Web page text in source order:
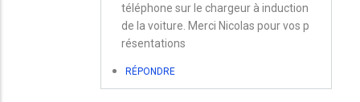
téléphone sur le chargeur à induction
de la voiture. Merci Nicolas pour vos p
résentations
RÉPONDRE